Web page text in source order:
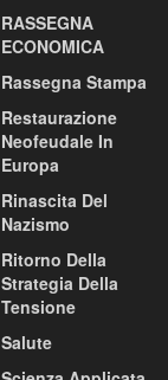
RASSEGNA
ECONOMICA
Rassegna Stampa
Restaurazione
Neofeudale In
Europa
Rinascita Del
Nazismo
Ritorno Della
Strategia Della
Tensione
Salute